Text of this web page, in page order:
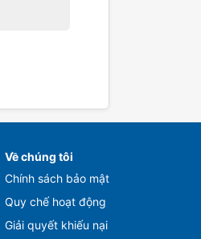
Về chúng tôi
Chính sách bảo mật
Quy chế hoạt động
Giải quyết khiếu nại